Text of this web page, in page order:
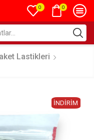
0 0
Lastikleri
İNDIRIM